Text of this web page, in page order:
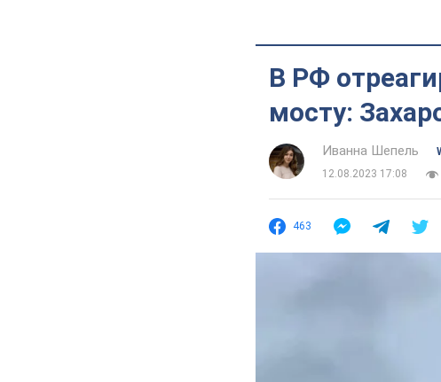
В РФ
мосту:
Иванна Шепель
12.08.2023 17:08
463